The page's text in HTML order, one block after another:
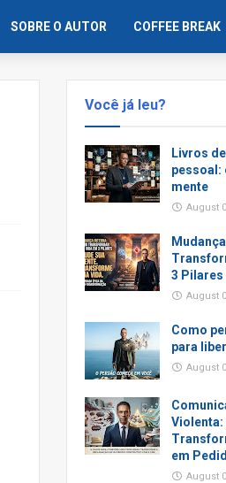
SOBRE O AUTOR COFFEE BREAK
Você já leu?
Livros
pessoal:
mente
August
3 Pilares
August
Como
para
August
Violenta:
em
August